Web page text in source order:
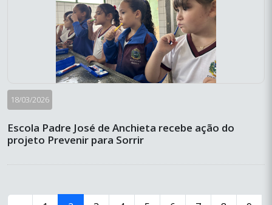
18/03/2026
Escola Padre José de Anchieta recebe ação do
projeto Prevenir para Sorrir